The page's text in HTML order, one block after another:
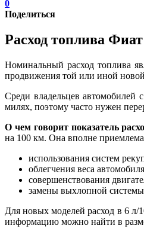
0
Поделиться
Расход топлива Фиат
Номинальный расход топлива
продвижения той или иной
Среди владельцев автомобилей
милях, поэтому часто нужен
О чем говорит показатель
на 100 км. Она вполне
использования систем
облегчения веса
совершенствования
замены выхлопной
Для новых моделей расход в 6 л/
информацию можно найти в